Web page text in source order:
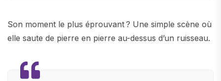
Son moment le plus éprouvant ? Une simple scène où
elle saute de pierre en pierre au-dessus d’un ruisseau.